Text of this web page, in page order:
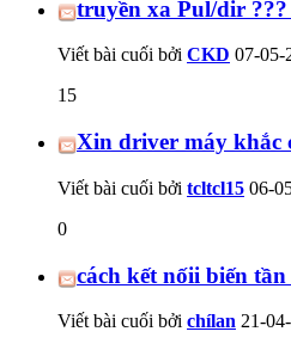
truyền xa Pul/dir ???
Viết bài cuối bởi CKD 07-05-
15
Xin driver máy khắc
Viết bài cuối bởi tcltcl15 06-
0
cách kết nốii biến
Viết bài cuối bởi chílan 21-